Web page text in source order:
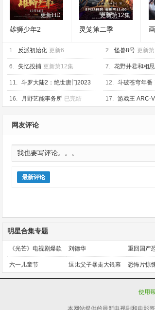
更新HD
雄狮少年2
更新第12集
灵笼第二季
1. 反派初始化 更新6 2. 怪兽8号 更新
6. 失忆投捕 更新第12集 7. 花野井君和相
集
11. 斗罗大陆2：绝世唐门2023
更新第153集
12. 斗破苍穹年番
16. 月野艺能事务所 已完结 17. 游戏王 ARC-V
集
网友评论
最新评论
明星合集专题
《光芒》电视剧爆款
预定！
刘德华 重回国产
金时代
六一儿童节 逗比父子暴走大银幕 恐怖片惊
使用
本网站提供的最新电视剧和电影